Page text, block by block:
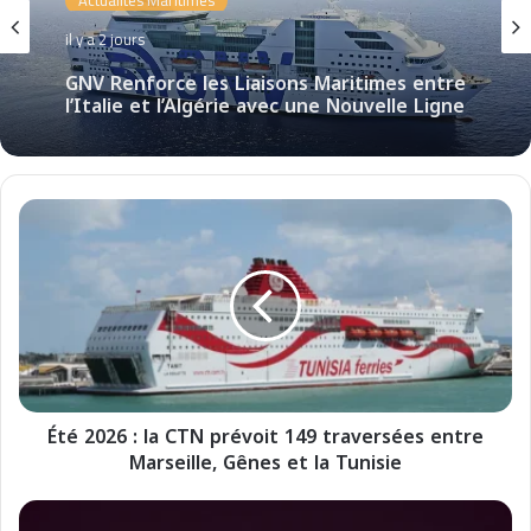
il y a 2 jours
GNV Renforce les Liaisons Maritimes entre
l’Italie et l’Algérie avec une Nouvelle Ligne
Civitavecchia – Annaba
É
6
:
l
N
Été 2026 : la CTN prévoit 149 traversées entre
Marseille, Gênes et la Tunisie
T